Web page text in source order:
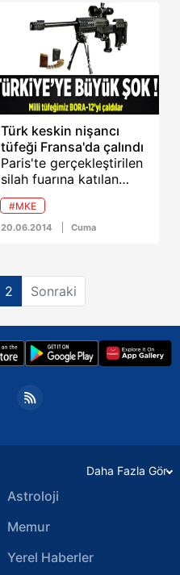
Türk keskin nişancı
tüfeği Fransa'da çalındı
Paris'te gerçekleştirilen
silah fuarına katılan
MKE'nin geliştirdiği
keskin nişancı tüfeği,
kimliği belirsiz kişi veya
#MKE
20.06.2014 Cuma
2 Sonraki
Daha Fazla Gör
Astroloji
Memur
Yerel Haberler